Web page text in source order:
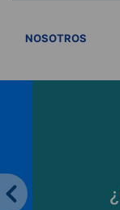
NOSOTROS